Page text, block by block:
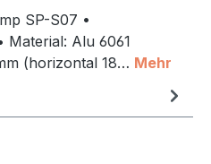
SP-S07 •
Material: Alu 6061
(horizontal 18… Mehr